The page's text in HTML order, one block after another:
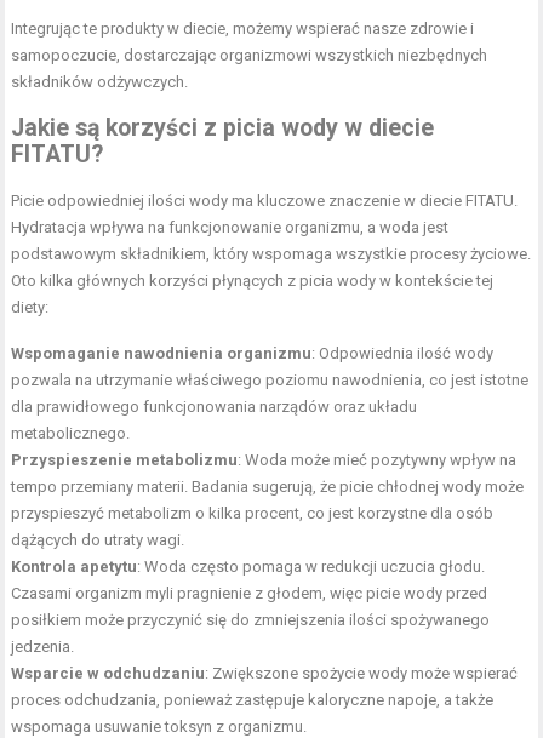
Integrując te produkty w diecie, możemy wspierać nasze zdrowie i
samopoczucie, dostarczając organizmowi wszystkich niezbędnych
składników odżywczych.
Jakie są korzyści z picia wody w diecie
FITATU?
Picie odpowiedniej ilości wody ma kluczowe znaczenie w diecie FITATU.
Hydratacja wpływa na funkcjonowanie organizmu, a woda jest
podstawowym składnikiem, który wspomaga wszystkie procesy życiowe.
Oto kilka głównych korzyści płynących z picia wody w kontekście tej
diety:
Wspomaganie nawodnienia organizmu: Odpowiednia ilość wody
pozwala na utrzymanie właściwego poziomu nawodnienia, co jest istotne
dla prawidłowego funkcjonowania narządów oraz układu
metabolicznego.
Przyspieszenie metabolizmu: Woda może mieć pozytywny wpływ na
tempo przemiany materii. Badania sugerują, że picie chłodnej wody może
przyspieszyć metabolizm o kilka procent, co jest korzystne dla osób
dążących do utraty wagi.
Kontrola apetytu: Woda często pomaga w redukcji uczucia głodu.
Czasami organizm myli pragnienie z głodem, więc picie wody przed
posiłkiem może przyczynić się do zmniejszenia ilości spożywanego
jedzenia.
Wsparcie w odchudzaniu: Zwiększone spożycie wody może wspierać
proces odchudzania, ponieważ zastępuje kaloryczne napoje, a także
wspomaga usuwanie toksyn z organizmu.